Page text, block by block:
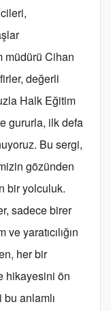
müdürü Cihan
değerli
Halk Eğitim
gururla, ilk defa
Bu sergi,
gözünden
bir yolculuk.
sadece birer
yaratıcılığın
her bir
hikayesini ön
anlamlı